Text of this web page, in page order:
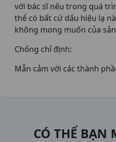
với bác sĩ nếu trong quá
thể có bất cứ dấu hiệu lạ
không mong muốn của
Chống chỉ định:
Mẫn cảm với các thành
CÓ THỂ BẠN